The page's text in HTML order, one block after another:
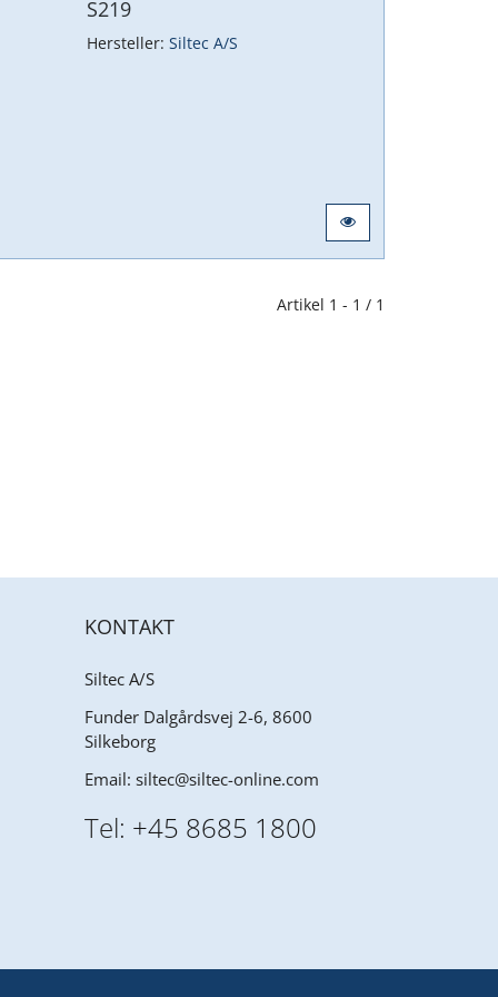
S219
Hersteller:Siltec A/S
Artikel 1 - 1 / 1
KONTAKT
Siltec A/S
Funder Dalgårdsvej 2-6, 8600
Silkeborg
Email: siltec@siltec-online.com
Tel: +45 8685 1800